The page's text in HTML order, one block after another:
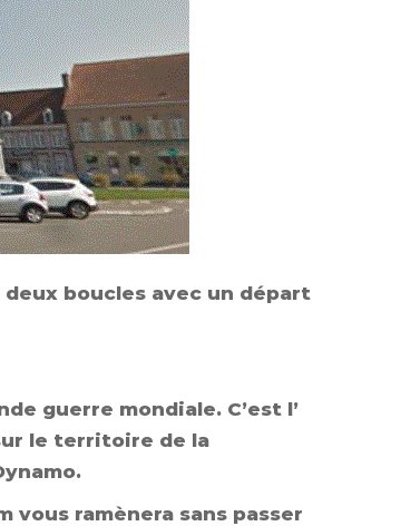
deux boucles avec un départ
guerre mondiale. C’est l’
le territoire de la
vous ramènera sans passer